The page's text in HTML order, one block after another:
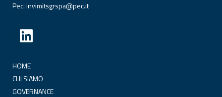
Pec:invimitsgrspa@pec.it
HOME
CHI SIAMO
GOVERNANCE